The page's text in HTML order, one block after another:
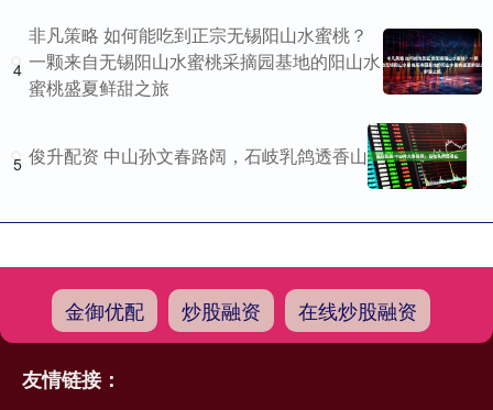
4
非凡策略 如何能吃到正宗无锡阳山水蜜桃？
一颗来自无锡阳山水蜜桃采摘园基地的阳山水
蜜桃盛夏鲜甜之旅
5 俊升配资 中山孙文春路阔，石岐乳鸽透香山
金御优配 炒股融资 在线炒股融资
友情链接：